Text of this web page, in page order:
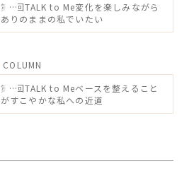
第5回TALK to Me変化を楽しみながら
ありのままの私でいたい
COLUMN
第4回TALK to Meベースを整えること
がすこやかな私への近道